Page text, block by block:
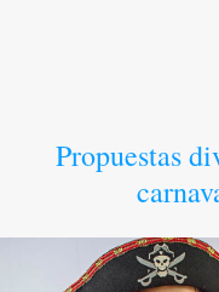
Propuestas